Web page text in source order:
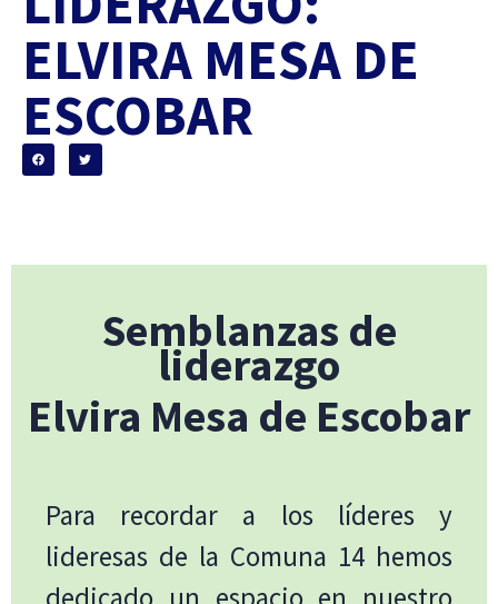
ELVIRA MESA DE
ESCOBAR
Semblanzas de
liderazgo
Elvira Mesa de Escobar
Para recordar a los líderes y
lideresas de la Comuna 14 hemos